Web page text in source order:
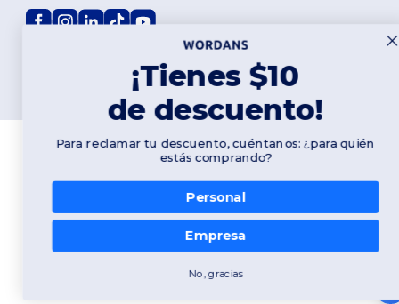
2026. Todos los derechos reservados
Términos y Condiciones| Política de personalización | Política de
Política de Cookies¡Tienes $10
de descuento!
Para reclamar tu descuento, cuéntanos: ¿para quién
estás comprando?
Personal
Empresa
No, gracias